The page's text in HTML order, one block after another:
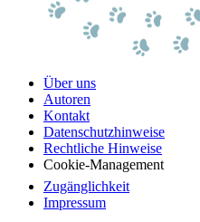
Über uns
Autoren
Kontakt
Datenschutzhinweise
Rechtliche Hinweise
Cookie-Management
Zugänglichkeit
Impressum